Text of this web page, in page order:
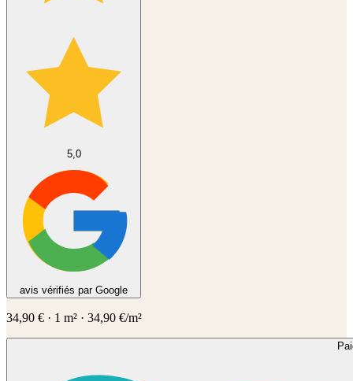
5,0
avis vérifiés par Google
34,90 € · 1 m² · 34,90 €/m²